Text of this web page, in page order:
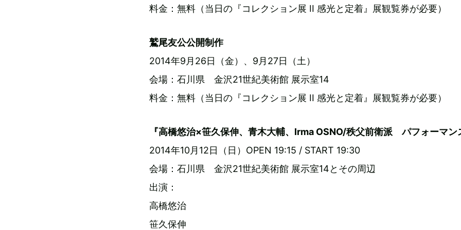
料金：無料（当日の『コレクション展 II 感光と定着』展観覧券が必要）
鷲尾友公公開制作
2014年9月26日（金）、9月27日（土）
会場：石川県 金沢21世紀美術館 展示室14
料金：無料（当日の『コレクション展 II 感光と定着』展観覧券が必要）
『高橋悠治×笹久保伸、青木大輔、Irma OSNO/秩父前衛派 パフォーマン
2014年10月12日（日）OPEN 19:15 / START 19:30
会場：石川県 金沢21世紀美術館 展示室14とその周辺
出演：
高橋悠治
笹久保伸